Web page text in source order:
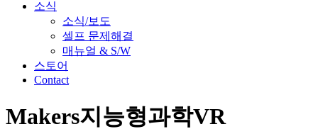
소식
소식/보도
셀프 문제해결
매뉴얼 & S/W
스토어
Contact
Makers지능형과학VR